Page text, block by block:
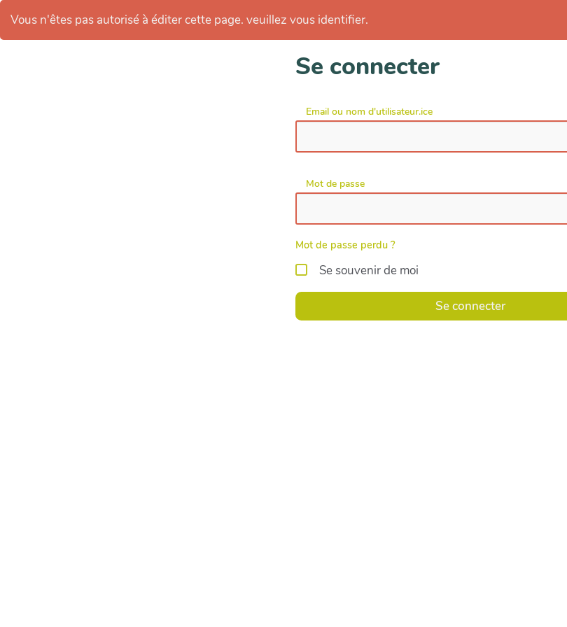
Vous n'êtes pas autorisé à éditer cette page. veuillez vous identifier.
Se connecter
Email ou nom d'utilisateur.ice
Mot de passe
Mot de passe perdu ?
Se souvenir de moi
Se connecter